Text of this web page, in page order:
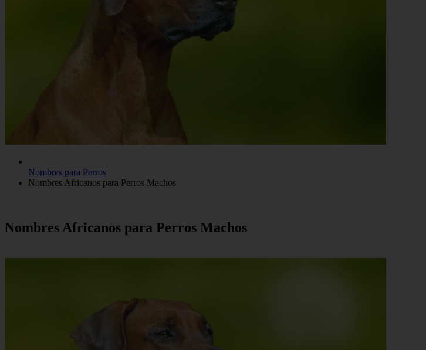
Nombres para Perros
Nombres Africanos para Perros Machos
Nombres Africanos para Perros Machos